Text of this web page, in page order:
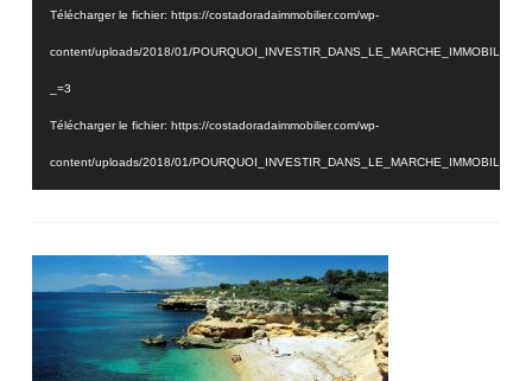
Télécharger le fichier: https://costadoradaimmobilier.com/wp-
content/uploads/2018/01/
_=3
Télécharger le fichier: https://costadoradaimmobilier.com/wp-
content/uploads/2018/01/